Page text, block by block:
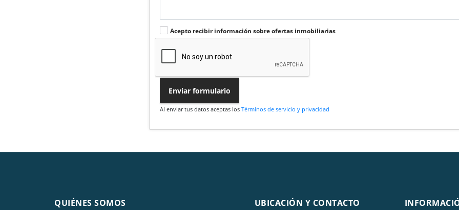
Acepto recibir información sobre ofertas inmobiliarias
Enviar formulario
Al enviar tus datos aceptas losTérminos de servicio y privacidad
QUIÉNES SOMOS UBICACIÓN Y CONTACTO